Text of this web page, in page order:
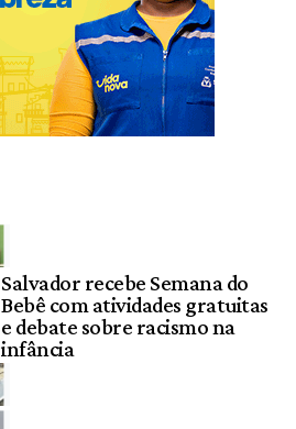
Salvador recebe Semana do
Bebê com atividades gratuitas
e debate sobre racismo na
infância